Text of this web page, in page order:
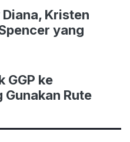
Kristen
yang
GGP ke
Rute